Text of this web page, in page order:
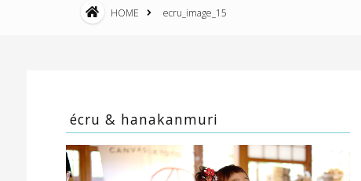
HOME ecru_image_15
écru & hanakanmuri